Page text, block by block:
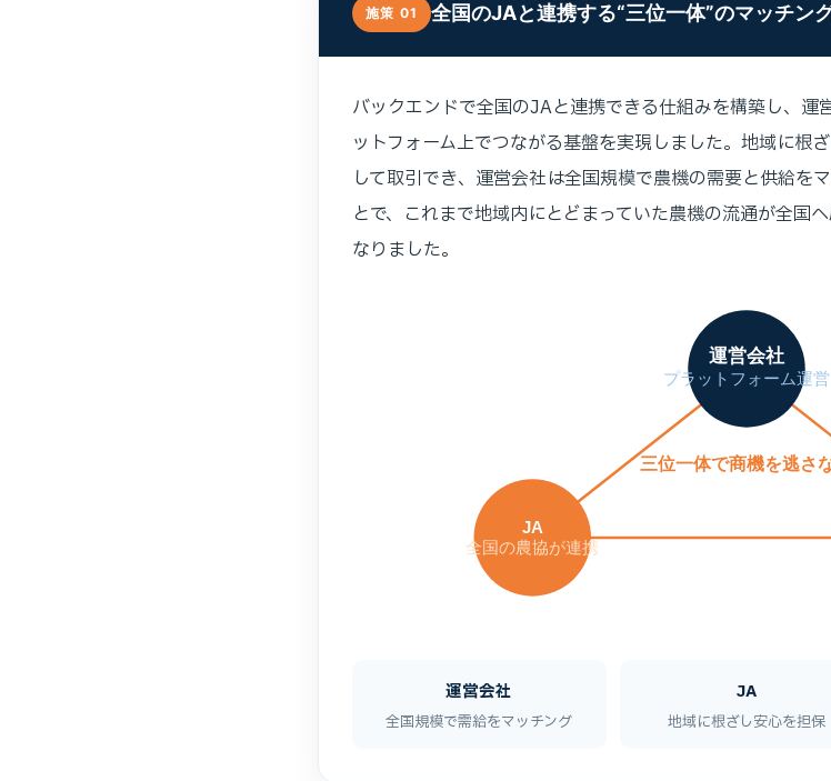
施策 01 全国のJAと連携する“三位一体”のマッチン
バックエンドで全国のJAと連携できる仕組みを構築し、運
ットフォーム上でつながる基盤を実現しました。地域に根
して取引でき、運営会社は全国規模で農機の需要と供給を
とで、これまで地域内にとどまっていた農機の流通が全国
なりました。
運営会社
プラットフォーム運営
JA
全国の農協が連携
三位一体で商機を逃さ
運営会社
全国規模で需給をマッチング
JA
地域に根ざし安心を担保